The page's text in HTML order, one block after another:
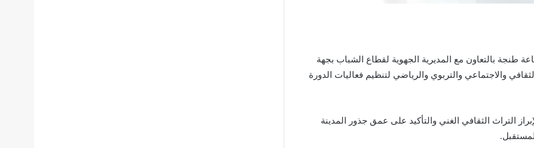
طنجة الكبرى 2024″، تستعد جماعة طنجة بالتعاون مع المديرية الجهوية لقطاع الشباب بجهة
والاجتماعي والتربوي والرياضي لتنظيم فعاليات الدورة
التراث الثقافي الغني والتأكيد على عمق جذور المدينة